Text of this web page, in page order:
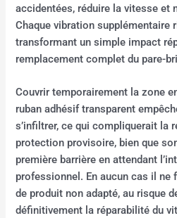
accidentées, réduire la vitesse et
Chaque vibration supplémentaire
transformant un simple impact
remplacement complet du pare-
Couvrir temporairement la zone
ruban adhésif transparent
s’infiltrer, ce qui compliquerait la
protection provisoire, bien que
première barrière en attendant
professionnel. En aucun cas il ne
de produit non adapté, au risque
définitivement la réparabilité du